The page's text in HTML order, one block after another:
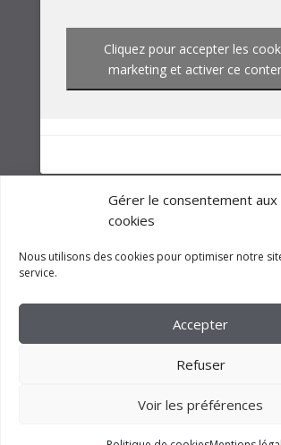
Gérer le consentement aux
cookies
Nous utilisons des cookies pour optimiser notre
service.
Accepter
Refuser
Voir les préférences